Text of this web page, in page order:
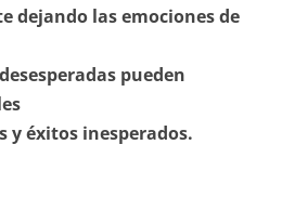
dejando las emociones de
pueden
y éxitos inesperados.